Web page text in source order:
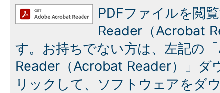
PDFファイルを閲
Reader（Acrobat
す。お持ちでない方は、左記の
Reader（Acrobat Reader）」ダ
リックして、ソフトウェアをダ